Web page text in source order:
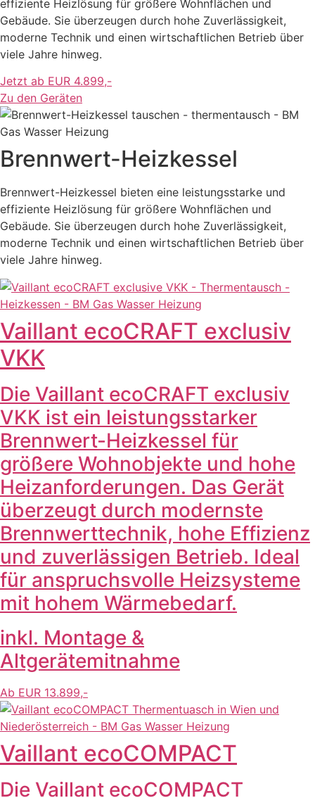
effiziente Heizlösung für größere Wohnflächen und
Gebäude. Sie überzeugen durch hohe Zuverlässigkeit,
moderne Technik und einen wirtschaftlichen Betrieb über
viele Jahre hinweg.
Jetzt ab EUR 4.899,-
Zu den Geräten
Brennwert-Heizkessel
Brennwert-Heizkessel bieten eine leistungsstarke und
effiziente Heizlösung für größere Wohnflächen und
Gebäude. Sie überzeugen durch hohe Zuverlässigkeit,
moderne Technik und einen wirtschaftlichen Betrieb über
viele Jahre hinweg.
Vaillant ecoCRAFT exclusiv
VKK
Die Vaillant ecoCRAFT exclusiv
VKK ist ein leistungsstarker
Brennwert-Heizkessel für
größere Wohnobjekte und hohe
Heizanforderungen. Das Gerät
überzeugt durch modernste
Brennwerttechnik, hohe Effizienz
und zuverlässigen Betrieb. Ideal
für anspruchsvolle Heizsysteme
mit hohem Wärmebedarf.
inkl. Montage &
Altgerätemitnahme
Ab EUR 13.899,-
Vaillant ecoCOMPACT
Die Vaillant ecoCOMPACT